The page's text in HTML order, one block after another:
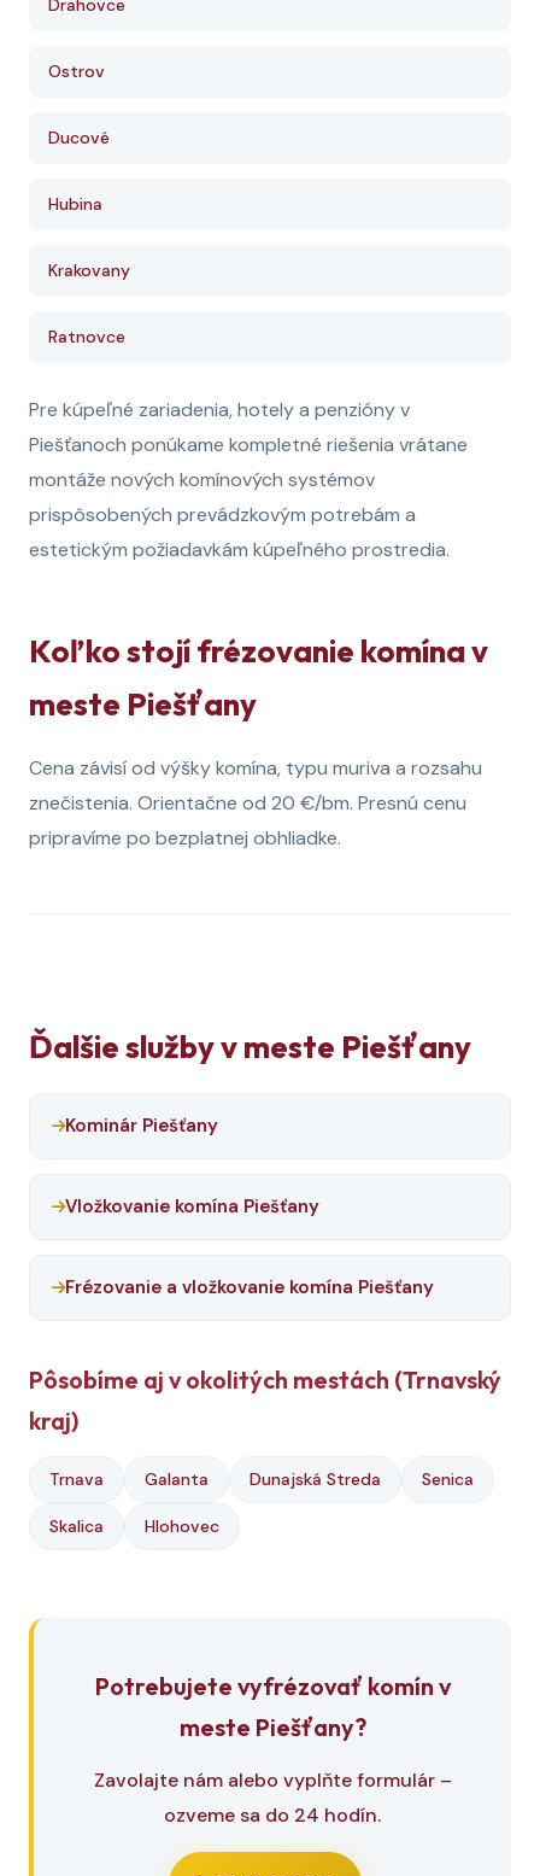
Drahovce
Ostrov
Ducové
Hubina
Krakovany
Ratnovce
Pre kúpeľné zariadenia, hotely a penzióny v
Piešťanoch ponúkame kompletné riešenia vrátane
montáže nových komínových systémov
prispôsobených prevádzkovým potrebám a
estetickým požiadavkám kúpeľného prostredia.
Koľko stojí frézovanie komína v
meste Piešťany
Cena závisí od výšky komína, typu muriva a rozsahu
znečistenia. Orientačne od 20 €/bm. Presnú cenu
pripravíme po bezplatnej obhliadke.
Ďalšie služby v meste Piešťany
Kominár Piešťany
Vložkovanie komína Piešťany
Frézovanie a vložkovanie komína Piešťany
Pôsobíme aj v okolitých mestách (Trnavský
kraj)
Trnava Galanta Dunajská Streda Senica
Skalica Hlohovec
Potrebujete vyfrézovať komín v
meste Piešťany?
Zavolajte nám alebo vyplňte formulár –
ozveme sa do 24 hodín.